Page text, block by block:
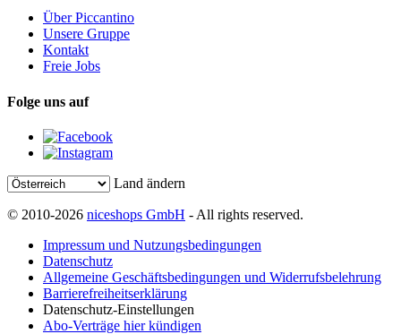
Über Piccantino
Unsere Gruppe
Kontakt
Freie Jobs
Folge uns auf
Land ändern
© 2010-2026 niceshops GmbH - All rights reserved.
Impressum und Nutzungsbedingungen
Datenschutz
Allgemeine Geschäftsbedingungen und Widerrufsbelehrung
Barrierefreiheitserklärung
Datenschutz-Einstellungen
Abo-Verträge hier kündigen